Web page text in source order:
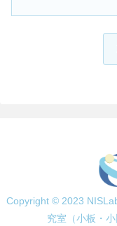
Copyright © 2023
究室（小板・